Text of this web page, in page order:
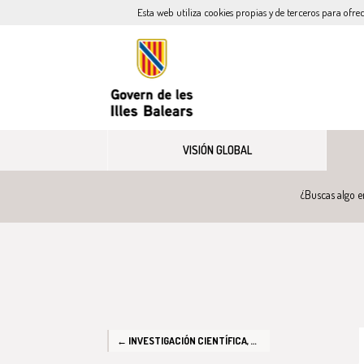
Esta web utiliza cookies propias y de terceros para
VISIÓN GLOBAL
¿Buscas algo
← INVESTIGACIÓN CIENTÍFICA, TÉCNICA Y APLICADA